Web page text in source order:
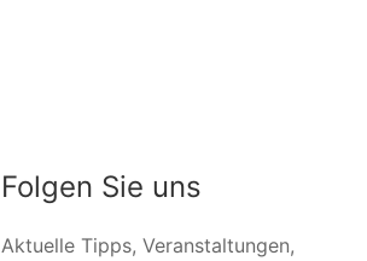
Folgen Sie uns
Aktuelle Tipps, Veranstaltungen,